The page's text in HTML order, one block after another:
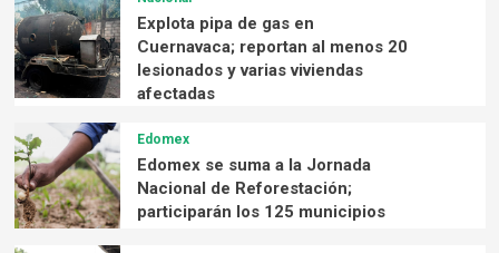
Explota pipa de gas en
Cuernavaca; reportan al menos 20
lesionados y varias viviendas
afectadas
Edomex
Edomex se suma a la Jornada
Nacional de Reforestación;
participarán los 125 municipios